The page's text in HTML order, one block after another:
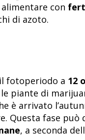
con
di azoto.
fotoperiodo a 12
piante di
è arrivato
Questa fase può
, a seconda